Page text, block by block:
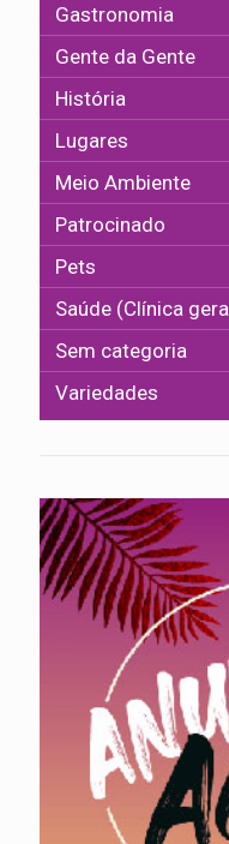
Gastronomia
Gente da Gente
História
Lugares
Meio Ambiente
Patrocinado
Pets
Saúde (Clínica
Sem categoria
Variedades